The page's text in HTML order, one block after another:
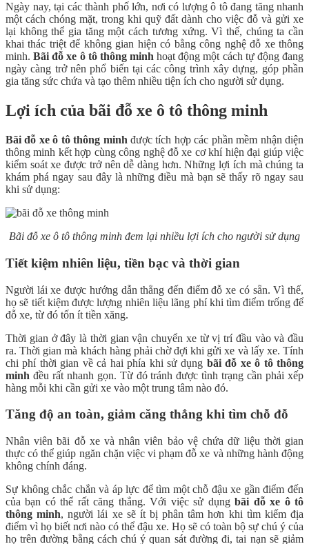
Ngày nay, tại các thành phố lớn, nơi có lượng ô tô đang tăng nhanh
một cách chóng mặt, trong khi quỹ đất dành cho việc đỗ và gửi xe
lại không thể gia tăng một cách tương xứng. Vì thế, chúng ta cần
khai thác triệt để không gian hiện có bằng công nghệ đỗ xe thông
minh.Bãi đỗ xe ô tô thông minh hoạt động một cách tự động đang
ngày càng trở nên phổ biến tại các công trình xây dựng, góp phần
gia tăng sức chứa và tạo thêm nhiều tiện ích cho người sử dụng.
Lợi ích của bãi đỗ xe ô tô thông minh
Bãi đỗ xe ô tô thông minh được tích hợp các phần mềm nhận diện
thông minh kết hợp cùng công nghệ đỗ xe cơ khí hiện đại giúp việc
kiểm soát xe được trở nên dễ dàng hơn. Những lợi ích mà chúng ta
khám phá ngay sau đây là những điều mà bạn sẽ thấy rõ ngay sau
khi sử dụng:
Bãi đỗ xe ô tô thông minh đem lại nhiều lợi ích cho người sử dụng
Tiết kiệm nhiên liệu, tiền bạc và thời gian
Người lái xe được hướng dẫn thẳng đến điểm đỗ xe có sẵn. Vì thế,
họ sẽ tiết kiệm được lượng nhiên liệu lãng phí khi tìm điểm trống để
đỗ xe, từ đó tốn ít tiền xăng.
Thời gian ở đây là thời gian vận chuyển xe từ vị trí đầu vào và đầu
ra. Thời gian mà khách hàng phải chờ đợi khi gửi xe và lấy xe. Tính
chi phí thời gian về cả hai phía khi sử dụng bãi đỗ xe ô tô thông
minh đều rất nhanh gọn. Từ đó tránh được tình trạng cần phải xếp
hàng mỗi khi cần gửi xe vào một trung tâm nào đó.
Tăng độ an toàn, giảm căng thẳng khi tìm chỗ đỗ
Nhân viên bãi đỗ xe và nhân viên bảo vệ chứa dữ liệu thời gian
thực có thể giúp ngăn chặn việc vi phạm đỗ xe và những hành động
không chính đáng.
Sự không chắc chắn và áp lực để tìm một chỗ đậu xe gần điểm đến
của bạn có thể rất căng thẳng. Với việc sử dụngbãi đỗ xe ô tô
thông minh, người lái xe sẽ ít bị phân tâm hơn khi tìm kiếm địa
điểm vì họ biết nơi nào có thể đậu xe. Họ sẽ có toàn bộ sự chú ý của
họ trên đường bằng cách chú ý quan sát đường đi, tai nạn sẽ giảm